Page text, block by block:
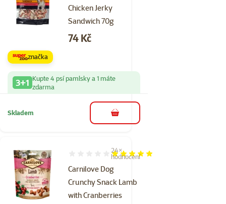
Chicken Jerky
Sandwich 70g
Cena
74 Kč
značka
3+1 Kupte 4 psí pamlsky a 1 máte
zdarma
Skladem do košíku
Carnilove Dog
Crunchy Snack Lamb
with Cranberries
Hodnocení 97%, počet hodnocení: 24
24×
hodnocení